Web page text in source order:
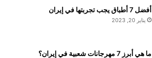
أفضل 7 أطباق يجب تجربتها في إيران
يناير 20, 2023
ما هي أبرز 7 مهرجانات شعبية في إيران؟